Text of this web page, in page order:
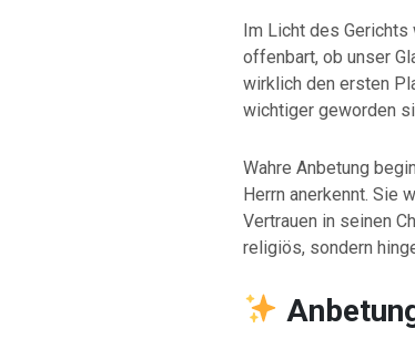
Im Licht des Gerichts
offenbart, ob unser
wirklich den ersten
wichtiger geworden
Wahre Anbetung
Herrn anerkennt. Sie
Vertrauen in seinen
religiös, sondern